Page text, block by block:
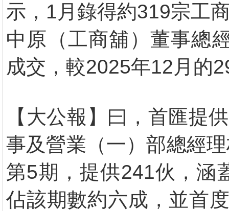
示，1月錄得約319宗工
中原（工商舖）董事總
成交，較2025年12月的
【大公報】曰，首匯提
事及營業（一）部總經
第5期，提供241伙，涵
佔該期數約六成，並首